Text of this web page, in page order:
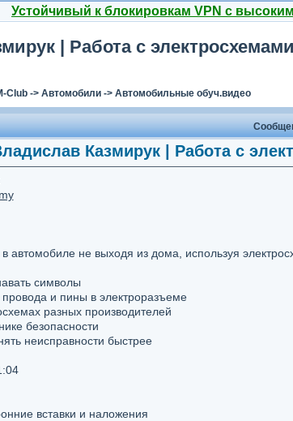
Устойчивый к блокировкам VPN с
| Работа с
Club-> Автомобили-> Автомобильные обуч.видео
Казмирук | Работа с
автомобиле не выходя из дома, используя
символы
и пины в электроразъеме
разных производителей
безопасности
неисправности быстрее
вставки и наложения